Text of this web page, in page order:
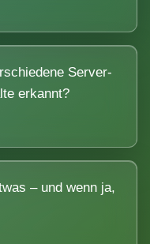
Server-
erkannt?
– und wenn ja,